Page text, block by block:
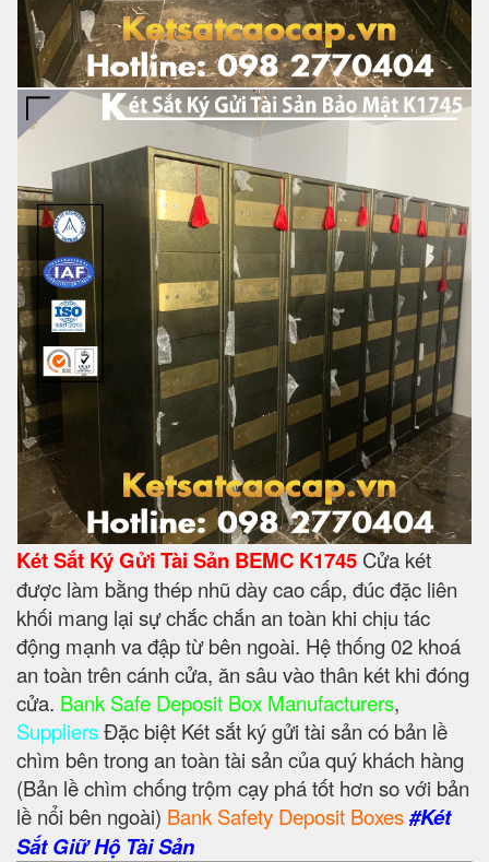
Két Sắt Ký Gửi Tài Sản BEMC K1745 Cửa két
được làm bằng thép nhũ dày cao cấp, đúc đặc liên
khối mang lại sự chắc chắn an toàn khi chịu tác
động mạnh va đập từ bên ngoài. Hệ thống 02 khoá
an toàn trên cánh cửa, ăn sâu vào thân két khi đóng
cửa. Bank Safe Deposit Box Manufacturers,
SuppliersĐặc biệt Két sắt ký gửi tài sản có bản lề
chìm bên trong an toàn tài sản của quý khách hàng
(Bản lề chìm chống trộm cạy phá tốt hơn so với bản
lề nổi bên ngoài) Bank Safety Deposit Boxes#Két
Sắt Giữ Hộ Tài Sản